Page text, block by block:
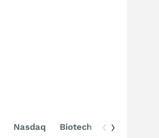
Nasdaq Biotech DAX